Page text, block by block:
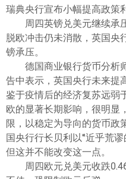
瑞典央行宣布小幅提高政策
周四英镑兑美元继续承
脱欧冲击仍未消散，英国央
镑承压。
德国商业银行货币分
告中表示，英国央行未来提
鉴于疫情后的经济复苏远弱
欧的显著长期影响，很明显
限，以稳定为导向的货币政
国央行行长贝利以“近乎荒
但这并不能改变这一点。
周四欧元兑美元收跌